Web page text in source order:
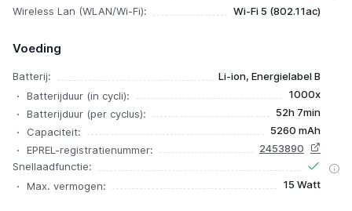
Wireless Lan (WLAN/Wi-Fi):
Wi-Fi 5 (802.11ac)
Voeding
Batterij:
Li-ion, Energielabel B
Batterijduur (in cycli):
1000x
Batterijduur (per cyclus):
52h 7min
Capaciteit:
5260 mAh
EPREL-registratienummer:
2453890
Snellaadfunctie:
Max. vermogen:
15 Watt